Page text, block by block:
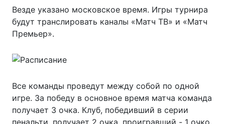
Везде указано московское время. Игры турнира
будут транслировать каналы «Матч ТВ» и «Матч
Премьер».
Все команды проведут между собой по одной
игре. За победу в основное время матча команда
получает 3 очка. Клуб, победивший в серии
пенальти, получает 2 очка, проигравший - 1 очко.